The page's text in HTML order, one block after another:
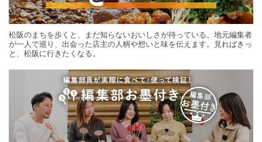
松阪のまちを歩くと、まだ知らないおいしさが待っている。地元編集者
が一人で巡り、出会った店主の人柄や想いと味を伝えます。見ればきっ
と、松阪に行きたくなる。